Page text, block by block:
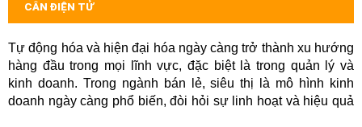
CÂN ĐIỆN TỬ
Tự động hóa và hiện đại hóa ngày càng trở thành xu hướng
hàng đầu trong mọi lĩnh vực, đặc biệt là trong quản lý và
kinh doanh. Trong ngành bán lẻ, siêu thị là mô hình kinh
doanh ngày càng phổ biến, đòi hỏi sự linh hoạt và hiệu quả